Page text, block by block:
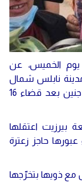
يوم الخميس، عن
نابلس شمال
الضفة الغربية المحتلة، على حاجز سالم غرب جنين بعد قضاء 16
بيرزيت اعتقلها
يوم 8 حزيران/ يونيو 2020 أثناء عبورها حاجز زعترة
مع ذويها بتخرّجها